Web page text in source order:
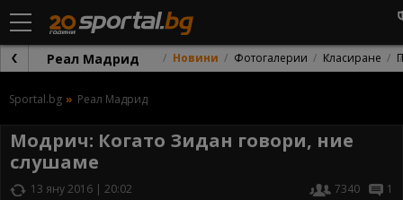
Реал Мадрид Новини Фотогалерии Класиране
Sportal.bg Реал Мадрид
Модрич: Когато Зидан говори, ние
слушаме
13 яну 2016 | 20:02 7340 1